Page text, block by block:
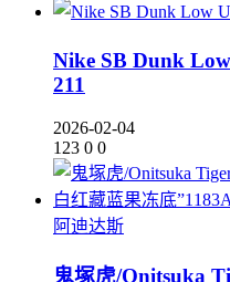
Nike SB Dunk
211
2026-02-04
123 0 0
阿迪达斯
鬼塚虎/Onitsuka